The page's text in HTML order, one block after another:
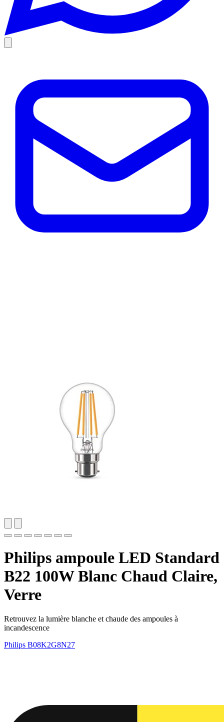
Philips ampoule LED Standard
B22 100W Blanc Chaud Claire,
Verre
Retrouvez la lumière blanche et chaude des ampoules à
incandescence
Philips B08K2G8N27